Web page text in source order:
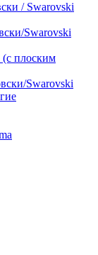
/ Swarovski
Swarovski
(с плоским
Swarovski